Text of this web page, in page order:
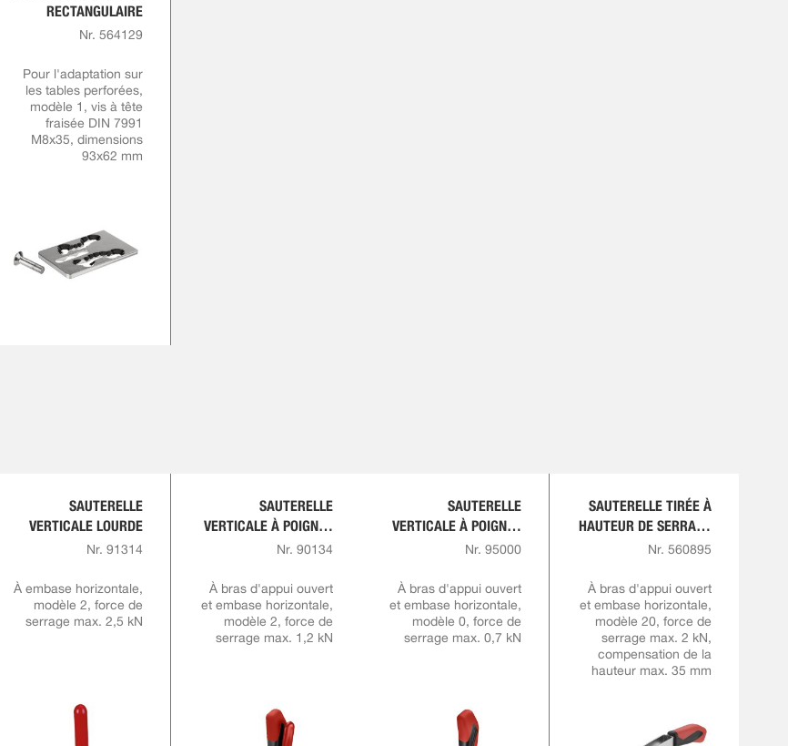
RECTANGULAIRE
Nr. 564129
Pour l'adaptation sur
les tables perforées,
modèle 1, vis à tête
fraisée DIN 7991
M8x35, dimensions
93x62 mm
SAUTERELLE
VERTICALE LOURDE
Nr. 91314
À embase horizontale,
modèle 2, force de
serrage max. 2,5 kN
SAUTERELLE
VERTICALE À POIGNÉE
ROUGE AVEC
SÉCURITÉ
Nr. 90134
À bras d'appui ouvert
et embase horizontale,
modèle 2, force de
serrage max. 1,2 kN
SAUTERELLE
VERTICALE À POIGNÉE
ROUGE
Nr. 95000
À bras d'appui ouvert
et embase horizontale,
modèle 0, force de
serrage max. 0,7 kN
SAUTERELLE TIRÉE À
HAUTEUR DE SERRAGE
VARIABLE
Nr. 560895
À bras d'appui ouvert
et embase horizontale,
modèle 20, force de
serrage max. 2 kN,
compensation de la
hauteur max. 35 mm